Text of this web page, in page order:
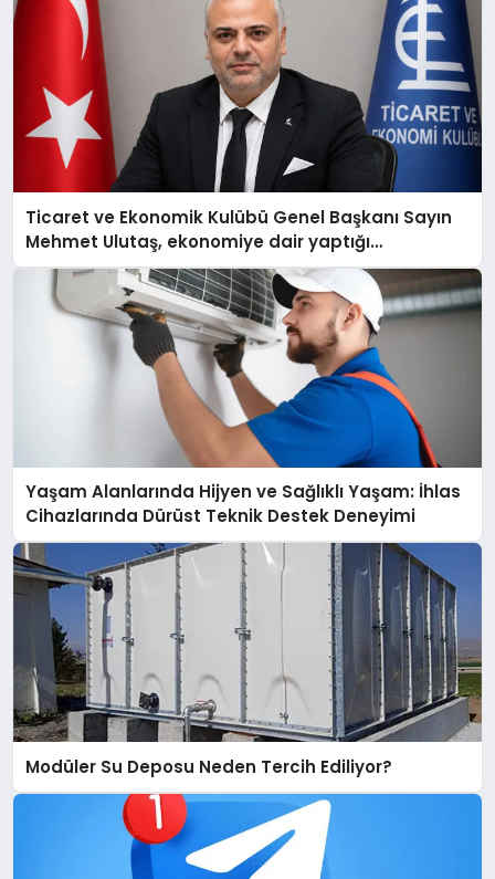
Ticaret ve Ekonomik Kulübü Genel Başkanı Sayın
Mehmet Ulutaş, ekonomiye dair yaptığı
açıklamada şunları kaydetti:
Yaşam Alanlarında Hijyen ve Sağlıklı Yaşam: İhlas
Cihazlarında Dürüst Teknik Destek Deneyimi
Modüler Su Deposu Neden Tercih Ediliyor?